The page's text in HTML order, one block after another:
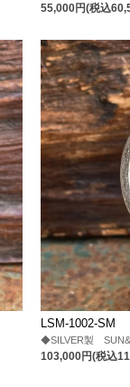
55,000円(税込
LSM-1002-SM
◆SILVER製
103,000円(税込